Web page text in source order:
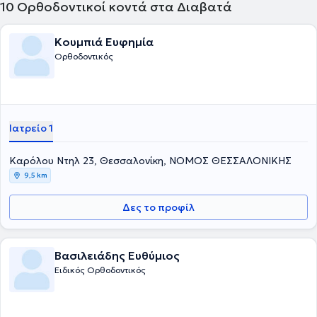
10 Ορθοδοντικοί κοντά στα Διαβατά
Κουμπιά Ευφημία
Ορθοδοντικός
Ιατρείο 1
Καρόλου Ντηλ 23, Θεσσαλονίκη, ΝΟΜΟΣ ΘΕΣΣΑΛΟΝΙΚΗΣ
9,5 km
Δες το προφίλ
Βασιλειάδης Ευθύμιος
Ειδικός Ορθοδοντικός